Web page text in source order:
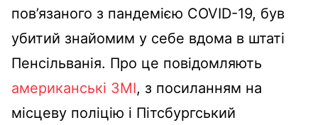
пов’язаного з пандемією COVID-19, був
убитий знайомим у себе вдома в штаті
Пенсільванія. Про це повідомляють
американські ЗМІ, з посиланням на
місцеву поліцію і Пітсбургський